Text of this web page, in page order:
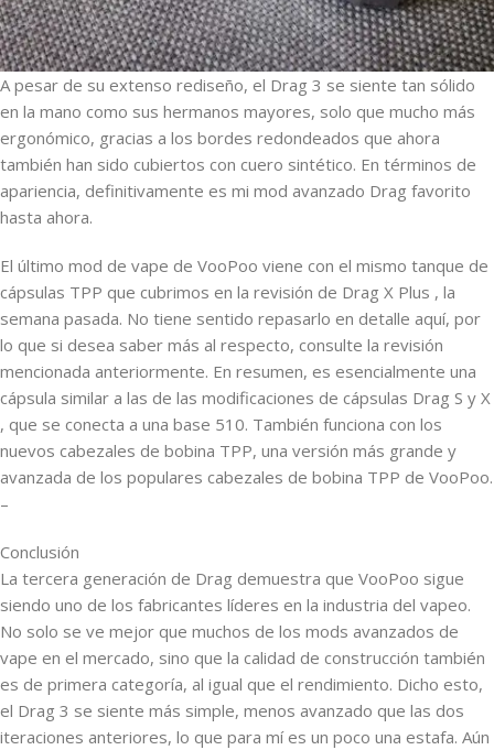
A pesar de su extenso rediseño, el Drag 3 se siente tan sólido
en la mano como sus hermanos mayores, solo que mucho más
ergonómico, gracias a los bordes redondeados que ahora
también han sido cubiertos con cuero sintético. En términos de
apariencia, definitivamente es mi mod avanzado Drag favorito
hasta ahora.
El último mod de vape de VooPoo viene con el mismo tanque de
cápsulas TPP que cubrimos en la revisión de Drag X Plus , la
semana pasada. No tiene sentido repasarlo en detalle aquí, por
lo que si desea saber más al respecto, consulte la revisión
mencionada anteriormente. En resumen, es esencialmente una
cápsula similar a las de las modificaciones de cápsulas Drag S y X
, que se conecta a una base 510. También funciona con los
nuevos cabezales de bobina TPP, una versión más grande y
avanzada de los populares cabezales de bobina TPP de VooPoo.
–
Conclusión
La tercera generación de Drag demuestra que VooPoo sigue
siendo uno de los fabricantes líderes en la industria del vapeo.
No solo se ve mejor que muchos de los mods avanzados de
vape en el mercado, sino que la calidad de construcción también
es de primera categoría, al igual que el rendimiento. Dicho esto,
el Drag 3 se siente más simple, menos avanzado que las dos
iteraciones anteriores, lo que para mí es un poco una estafa. Aún